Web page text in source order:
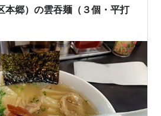
本郷）の雲吞麺（３個・平打